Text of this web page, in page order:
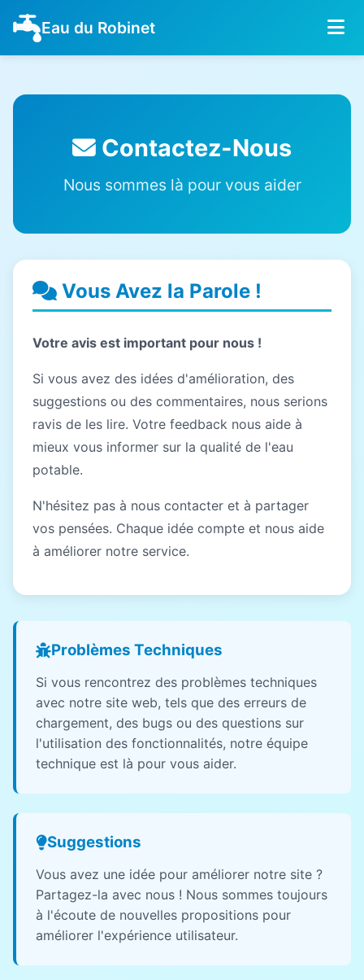
Eau du Robinet
Contactez-Nous
Nous sommes là pour vous aider
Vous Avez la Parole !
Votre avis est important pour nous !
Si vous avez des idées d'amélioration, des
suggestions ou des commentaires, nous serions
ravis de les lire. Votre feedback nous aide à
mieux vous informer sur la qualité de l'eau
potable.
N'hésitez pas à nous contacter et à partager
vos pensées. Chaque idée compte et nous aide
à améliorer notre service.
Problèmes Techniques
Si vous rencontrez des problèmes techniques
avec notre site web, tels que des erreurs de
chargement, des bugs ou des questions sur
l'utilisation des fonctionnalités, notre équipe
technique est là pour vous aider.
Suggestions
Vous avez une idée pour améliorer notre site ?
Partagez-la avec nous ! Nous sommes toujours
à l'écoute de nouvelles propositions pour
améliorer l'expérience utilisateur.